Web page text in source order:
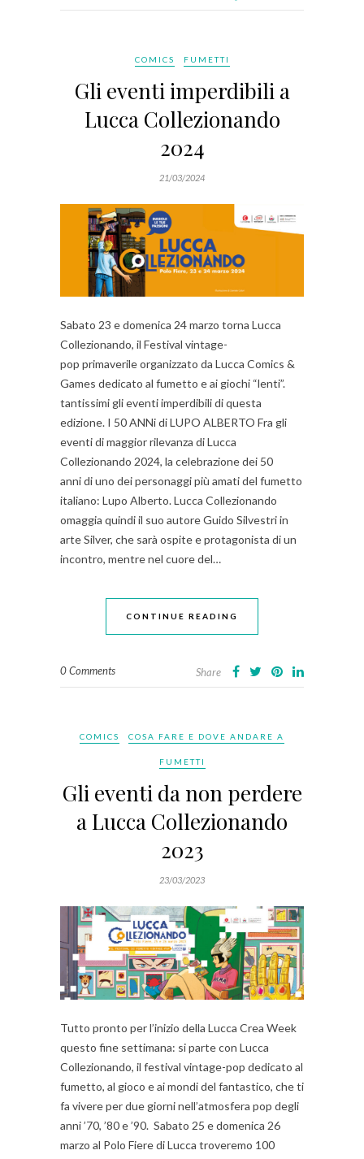
COMICS FUMETTI
Gli eventi imperdibili a
Lucca Collezionando
2024
21/03/2024
Sabato 23 e domenica 24 marzo torna Lucca
Collezionando, il Festival vintage-
pop primaverile organizzato da Lucca Comics &
Games dedicato al fumetto e ai giochi “lenti”.
tantissimi gli eventi imperdibili di questa
edizione. I 50 ANNi di LUPO ALBERTO Fra gli
eventi di maggior rilevanza di Lucca
Collezionando 2024, la celebrazione dei 50
anni di uno dei personaggi più amati del fumetto
italiano: Lupo Alberto. Lucca Collezionando
omaggia quindi il suo autore Guido Silvestri in
arte Silver, che sarà ospite e protagonista di un
incontro, mentre nel cuore del…
CONTINUE READING
0 Comments Share
COMICS COSA FARE E DOVE ANDARE A
FUMETTI
Gli eventi da non perdere
a Lucca Collezionando
2023
23/03/2023
Tutto pronto per l’inizio della Lucca Crea Week
questo fine settimana: si parte con Lucca
Collezionando, il festival vintage-pop dedicato al
fumetto, al gioco e ai mondi del fantastico, che ti
fa vivere per due giorni nell’atmosfera pop degli
anni ’70, ’80 e ’90. Sabato 25 e domenica 26
marzo al Polo Fiere di Lucca troveremo 100